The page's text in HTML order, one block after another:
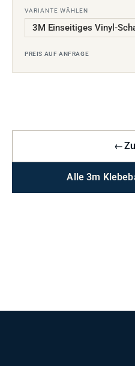
VARIANTE WÄHLEN
PREIS AUF ANFRAGE
←
Alle 3m